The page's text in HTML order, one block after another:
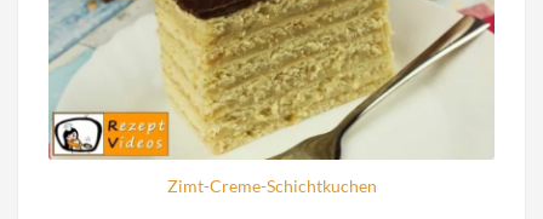
Zimt-Creme-Schichtkuchen